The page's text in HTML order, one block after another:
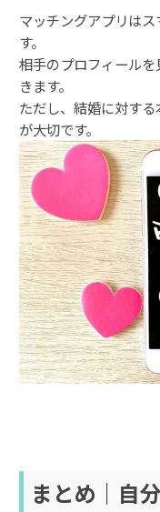
マッチングアプリは
す。
相手のプロフィール
きます。
ただし、結婚に対する
が大切です。
まとめ｜自